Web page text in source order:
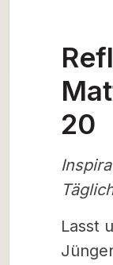
20
Lasst